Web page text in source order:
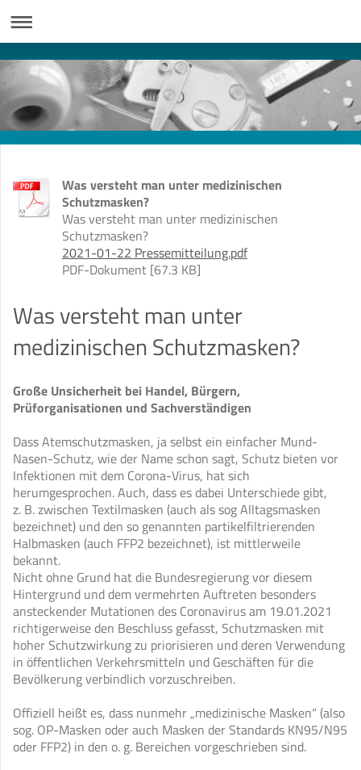
Was versteht man unter medizinischen
Schutzmasken?
Was versteht man unter medizinischen
Schutzmasken?
2021-01-22 Pressemitteilung.pdf
PDF-Dokument [67.3 KB]
Was versteht man unter
medizinischen Schutzmasken?
Große Unsicherheit bei Handel, Bürgern,
Prüforganisationen und Sachverständigen
Dass Atemschutzmasken, ja selbst ein einfacher Mund-
Nasen-Schutz, wie der Name schon sagt, Schutz bieten vor
Infektionen mit dem Corona-Virus, hat sich
herumgesprochen. Auch, dass es dabei Unterschiede gibt,
z. B. zwischen Textilmasken (auch als sog Alltagsmasken
bezeichnet) und den so genannten partikelfiltrierenden
Halbmasken (auch FFP2 bezeichnet), ist mittlerweile
bekannt.
Nicht ohne Grund hat die Bundesregierung vor diesem
Hintergrund und dem vermehrten Auftreten besonders
ansteckender Mutationen des Coronavirus am 19.01.2021
richtigerweise den Beschluss gefasst, Schutzmasken mit
hoher Schutzwirkung zu priorisieren und deren Verwendung
in öffentlichen Verkehrsmitteln und Geschäften für die
Bevölkerung verbindlich vorzuschreiben.
Offiziell heißt es, dass nunmehr „medizinische Masken“ (also
sog. OP-Masken oder auch Masken der Standards KN95/N95
oder FFP2) in den o. g. Bereichen vorgeschrieben sind.